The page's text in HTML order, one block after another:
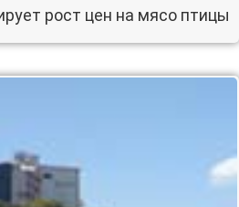
рост цен на мясо птицы